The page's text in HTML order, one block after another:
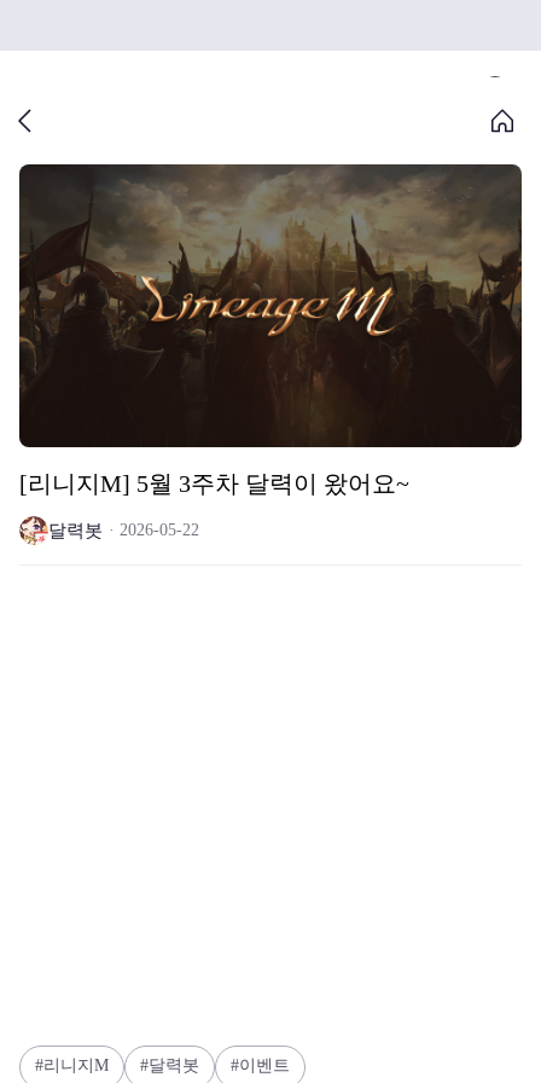
[리니지M] 5월 3주차 달력이 왔어요~
달력봇 2026-05-22
리니지M 달력봇 이벤트